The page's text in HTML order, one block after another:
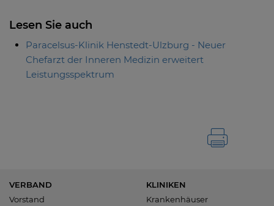
Lesen Sie auch
Paracelsus-Klinik Henstedt-Ulzburg - Neuer
Chefarzt der Inneren Medizin erweitert
Leistungsspektrum
VERBAND
Vorstand
KLINIKEN
Krankenhäuser